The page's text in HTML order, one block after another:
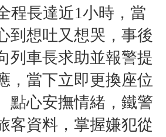
程長達近1小時，當
到想吐又想哭，事後
列車長求助並報警提
，當下立即更換座位
點心安撫情緒，鐵警
客資料， 掌握嫌犯從